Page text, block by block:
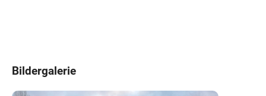
Bildergalerie